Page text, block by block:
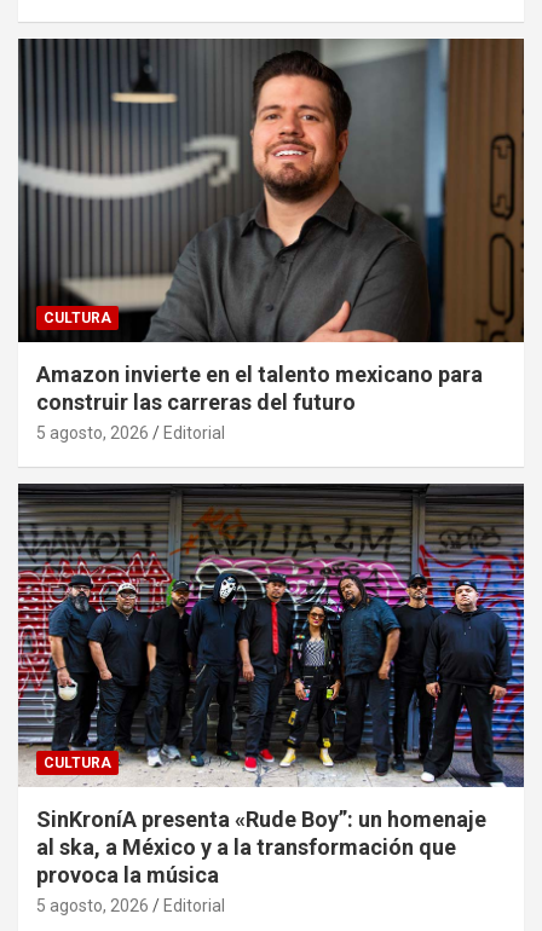
CULTURA
Amazon invierte en el talento mexicano para
construir las carreras del futuro
5 agosto, 2026 Editorial
CULTURA
SinKroníA presenta «Rude Boy”: un homenaje
al ska, a México y a la transformación que
provoca la música
5 agosto, 2026 Editorial